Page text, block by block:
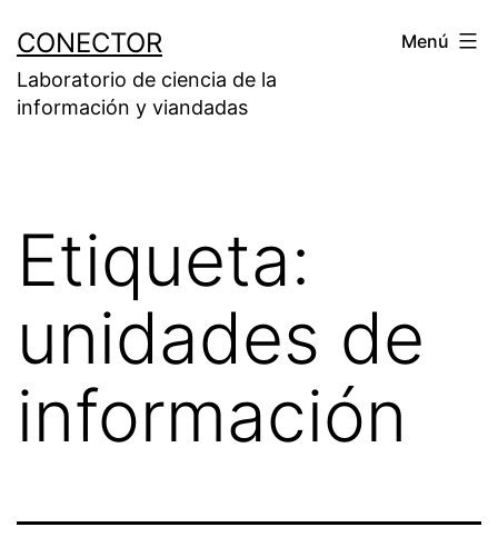
contenido
CONECTOR
Laboratorio de ciencia de la
información y viandadas
Menú
Etiqueta:
unidades de
información